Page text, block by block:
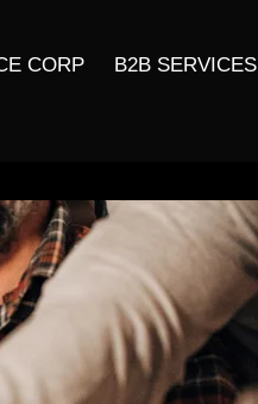
CORP
B2B SERVICES